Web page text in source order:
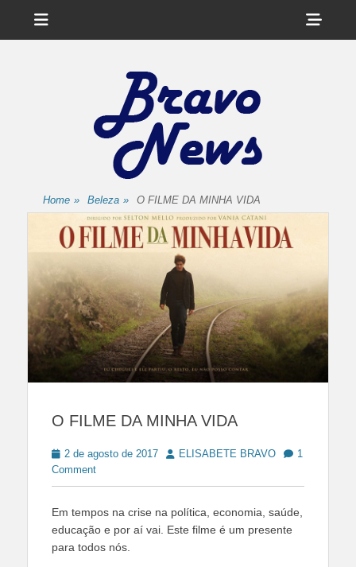
Home » Beleza » O FILME DA MINHA VIDA
O FILME DA MINHA VIDA
Posted
on
2 de agosto de 2017 AuthorELISABETE BRAVO
1
Comment
Em tempos na crise na política, economia, saúde,
educação e por aí vai. Este filme é um presente
para todos nós.